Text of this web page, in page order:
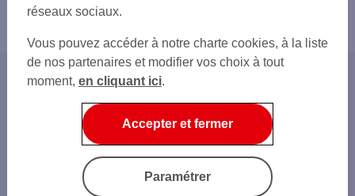
Accueil
Au quotidien
Cartes bancaires
Services carte bancaire entreprise
réseaux sociaux.
Vous pouvez accéder à notre charte cookies, à la liste
de nos partenaires et modifier vos choix à tout
moment, en cliquant ici.
Accepter et fermer
Paramétrer